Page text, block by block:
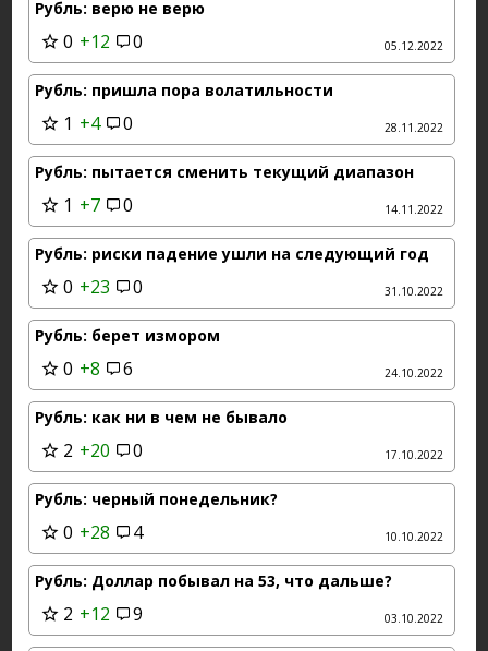
05.12.2022
Рубль: верю не верю
0 +12 0
28.11.2022
Рубль: пришла пора волатильности
1 +4 0
14.11.2022
Рубль: пытается сменить текущий диапазон
1 +7 0
31.10.2022
Рубль: риски падение ушли на следующий год
0 +23 0
24.10.2022
Рубль: берет измором
0 +8 6
17.10.2022
Рубль: как ни в чем не бывало
2 +20 0
10.10.2022
Рубль: черный понедельник?
0 +28 4
03.10.2022
Рубль: Доллар побывал на 53, что дальше?
2 +12 9